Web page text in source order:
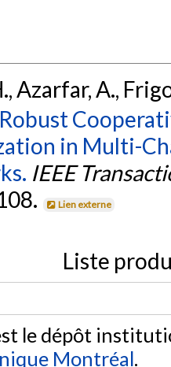
Azarfar, A.,
Robust
in Multi-
IEEE
Lien externe
Liste
le dépôt
Montréal.